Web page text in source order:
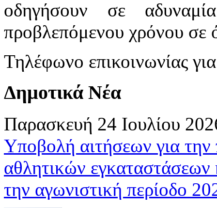
οδηγήσουν σε
προβλεπόμενου χρόνου σε
Τηλέφωνο επικοινωνίας
Δημοτικά Νέα
Παρασκευή 24 Ιουλίου
Υποβολή αιτήσεων για
αθλητικών
την αγωνιστική περίοδο